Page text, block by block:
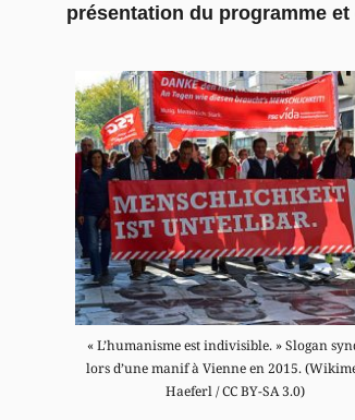
présentation du programme
« L’humanisme est indivisible. » Slogan
lors d’une manif à Vienne en 2015.
Haeferl / CC BY-SA 3.0)